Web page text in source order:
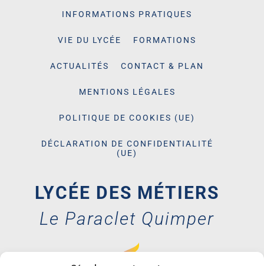
LYCÉE DES MÉTIERS
Le Paraclet Quimper
INFORMATIONS PRATIQUES
VIE DU LYCÉE FORMATIONS
ACTUALITÉS CONTACT & PLAN
MENTIONS LÉGALES
POLITIQUE DE COOKIES (UE)
DÉCLARATION DE CONFIDENTIALITÉ
(UE)